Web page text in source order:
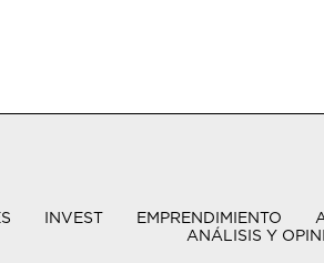
INVEST EMPRENDIMIENTO
ANÁLISIS Y